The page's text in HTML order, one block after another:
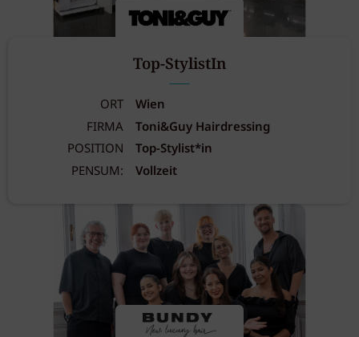
Top-StylistIn
ORT
Wien
FIRMA
Toni&Guy Hairdressing
POSITION
Top-Stylist*in
PENSUM:
Vollzeit